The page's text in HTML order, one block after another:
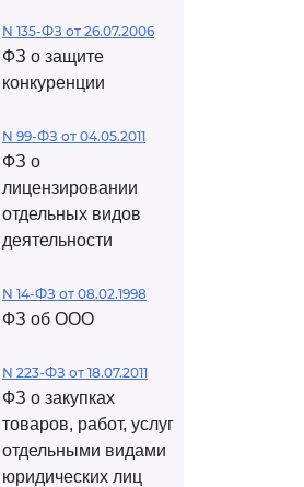
N 135-ФЗ от 26.07.2006
ФЗ о защите
конкуренции
N 99-ФЗ от 04.05.2011
ФЗ о
лицензировании
отдельных видов
деятельности
N 14-ФЗ от 08.02.1998
ФЗ об ООО
N 223-ФЗ от 18.07.2011
ФЗ о закупках
товаров, работ, услуг
отдельными видами
юридических лиц